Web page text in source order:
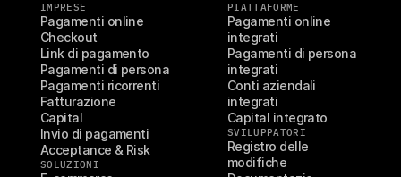
IMPRESE
Pagamenti online
Checkout
Link di pagamento
Pagamenti di persona
Pagamenti ricorrenti
Fatturazione
Capital
Invio di pagamenti
Acceptance & Risk
SOLUZIONI
PIATTAFORME
Pagamenti online
integrati
Pagamenti di persona
integrati
Conti aziendali
integrati
Capital integrato
SVILUPPATORI
Registro delle
modifiche